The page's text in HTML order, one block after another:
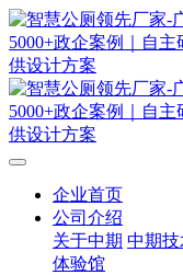
企业首页
公司介绍
关于中期 中期
体验馆